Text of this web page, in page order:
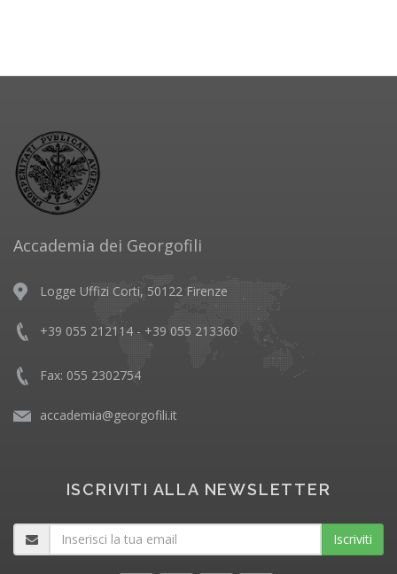
Accademia dei Georgofili
Logge Uffizi Corti, 50122 Firenze
+39 055 212114 - +39 055 213360
Fax: 055 2302754
accademia@georgofili.it
ISCRIVITI ALLA NEWSLETTER
Iscriviti